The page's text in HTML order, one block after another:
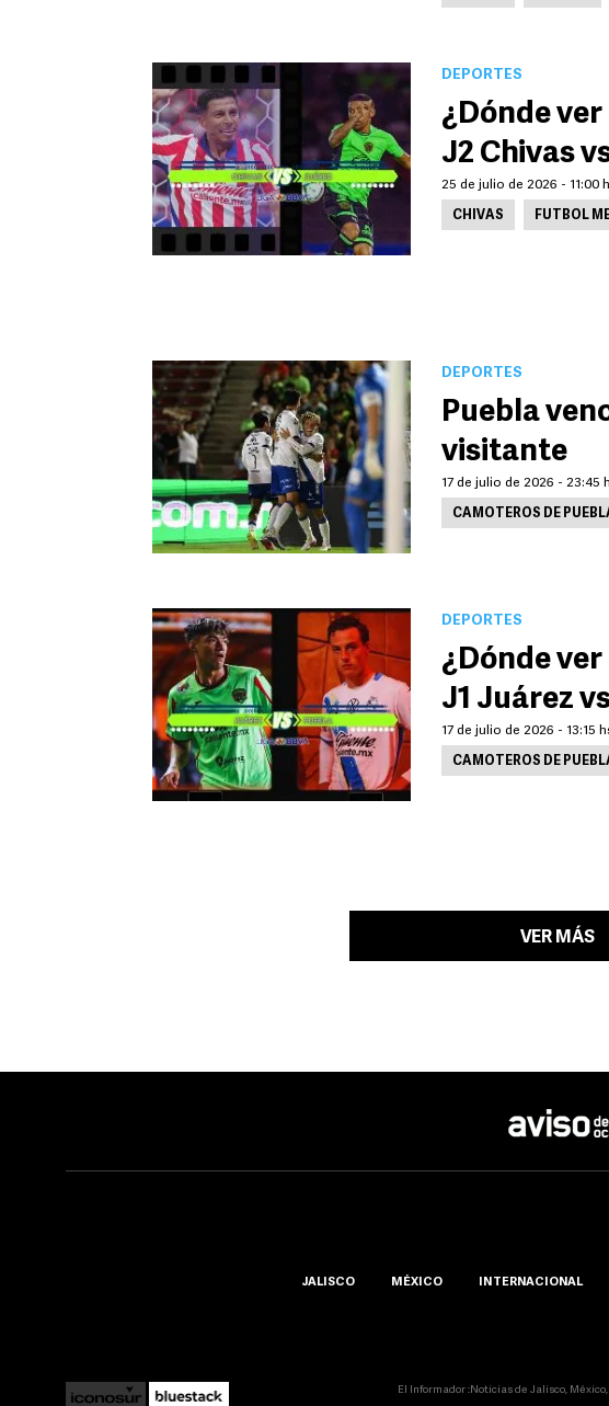
DEPORTES
¿Dónde ver
J2 Chivas
25 de julio de 2026 - 11:00
CHIVAS FUTBOL
DEPORTES
Puebla
visitante
17 de julio de 2026 - 23:45
CAMOTEROS DE
DEPORTES
¿Dónde ver
J1 Juárez
17 de julio de 2026 - 13:15
CAMOTEROS DE
VER MÁS
JALISCO MÉXICO INTERNACIONAL
El Informador ::Noticias de Jalisco,